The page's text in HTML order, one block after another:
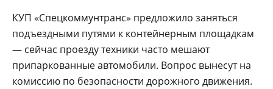
КУП «Спецкоммунтранс» предложило заняться
подъездными путями к контейнерным площадкам
— сейчас проезду техники часто мешают
припаркованные автомобили. Вопрос вынесут на
комиссию по безопасности дорожного движения.